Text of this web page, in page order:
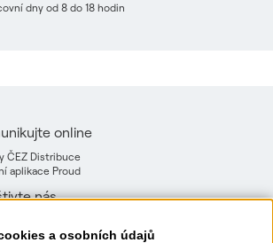
a osobních údajů
dny od 8 do 18 hodin
online
ČEZ Distribuce
aplikace Proud
nás